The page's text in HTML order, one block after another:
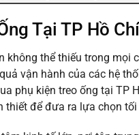
Tại TP Hồ
không thể thiếu trong
vận hành của các hệ
phụ kiện treo ống tại TP
thiết để đưa ra lựa chọn